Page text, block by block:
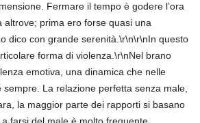
Fermare il tempo è godere l’ora
altrove; prima ero forse quasi una
dico con grande serenità.\r\n\r\nIn questo
forma di violenza.\r\nNel brano
emotiva, una dinamica che nelle
sempre. La relazione perfetta senza male,
la maggior parte dei rapporti si basano